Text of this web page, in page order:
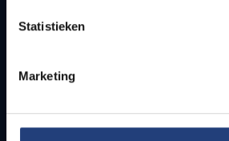
Statistieken
Marketing
Bereikbaarheid